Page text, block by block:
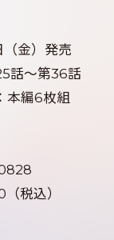
（金）発売
話～第36話
本編6枚組
税込）